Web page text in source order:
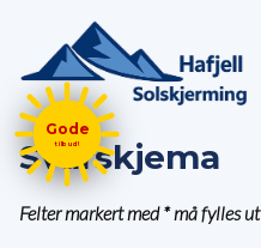
Gode
tilbud!
Svarskjema
Felter markert med * må fylles ut